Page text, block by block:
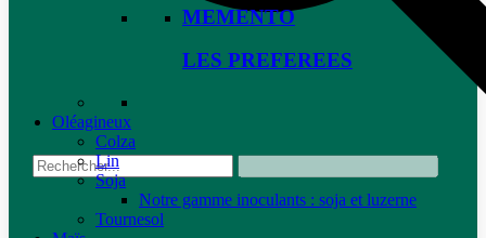
MEMENTO
LES PREFEREES
Oléagineux
Colza
Lin
Soja
Notre gamme inoculants : soja et luzerne
Tournesol